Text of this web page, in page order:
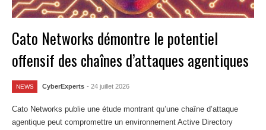
Cato Networks démontre le potentiel
offensif des chaînes d’attaques agentiques
NEWS CyberExperts - 24 juillet 2026
Cato Networks publie une étude montrant qu’une chaîne d’attaque
agentique peut compromettre un environnement Active Directory